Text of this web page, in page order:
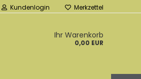
Kundenlogin Merkzettel
Ihr Warenkorb
0,00 EUR